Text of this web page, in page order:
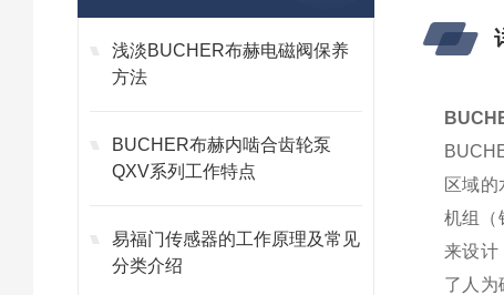
浅淡BUCHER布赫电磁阀保养
方法
BUCHER布赫内啮合齿轮泵
QXV系列工作特点
易福门传感器的工作原理及常见
分类介绍
区域
机组（
来设计
了人为